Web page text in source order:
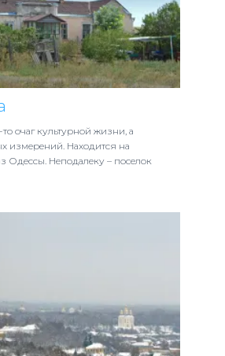
очаг культурной жизни, а
измерений. Находится на
Одессы. Неподалеку – поселок